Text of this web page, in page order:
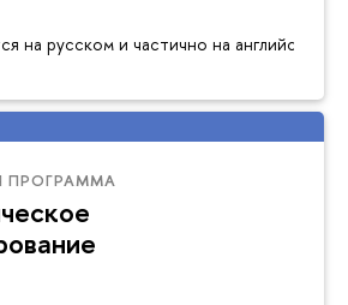
на русском и частично на английском
ПРОГРАММА